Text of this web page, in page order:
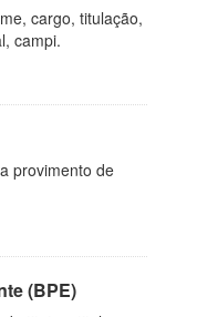
cargo, titulação,
campi.
provimento de
(BPE)